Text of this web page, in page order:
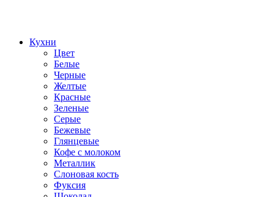
Кухни
Цвет
Белые
Черные
Желтые
Красные
Зеленые
Серые
Бежевые
Глянцевые
Кофе с молоком
Металлик
Слоновая кость
Фуксия